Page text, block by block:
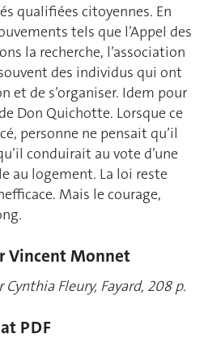
qualifiées citoyennes. En
tels que l’Appel des
la recherche, l’association
des individus qui ont
et de s’organiser. Idem pour
Don Quichotte. Lorsque ce
personne ne pensait qu’il
conduirait au vote d’une
au logement. La loi reste
Mais le courage,
Vincent Monnet
Cynthia Fleury, Fayard, 208 p.
PDF